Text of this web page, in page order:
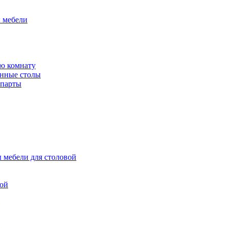
мебели
комнату
столы
для столовой